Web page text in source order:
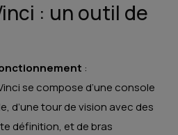
: un outil de
:
se compose d’une console
d’une tour de vision avec des
définition, et de bras